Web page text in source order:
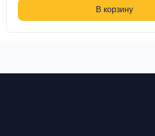
В корзину